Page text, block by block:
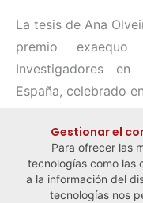
La tesis de Ana
premio
Investigadores en
España, celebrado
Gestionar el
Para ofrecer las
tecnologías como las
a la información del
tecnologías nos